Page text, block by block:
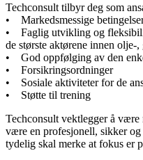
Techconsult tilbyr deg som
• Markedsmessige
• Faglig utvikling og
de største aktørene innen olje-
• God oppfølging av den
• Forsikringsordninger
• Sosiale aktiviteter for de
• Støtte til trening
Techconsult vektlegger å
være en profesjonell, sikker
tydelig skal merke at fokus er